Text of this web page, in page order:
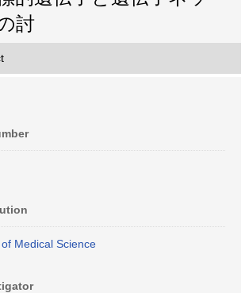
討
Medical Science